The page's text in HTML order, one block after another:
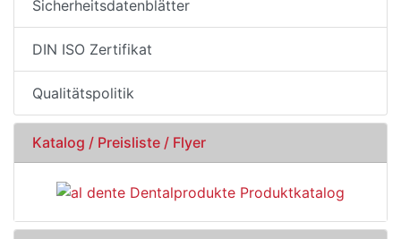
Sicherheitsdatenblätter
DIN ISO Zertifikat
Qualitätspolitik
Katalog / Preisliste / Flyer